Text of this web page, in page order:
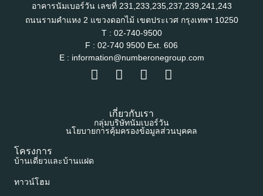
อาคารนัมเบอร์วัน เลขที่ 231,233,235,237,239,241,243
ถนนรามคำแหง 2 แขวงดอกไม้ เขตประเวศ กรุงเทพฯ 10250
T : 02-740-9500
F : 02-740 9500 Ext. 606
E : information@numberonegroup.com
เกี่ยวกับเรา
กลุ่มบริษัทนัมเบอร์วัน
นโยบายการคุ้มครองข้อมูลส่วนบุคคล
โครงการ
บ้านเดี่ยวและบ้านแฝด
ทาวน์โฮม